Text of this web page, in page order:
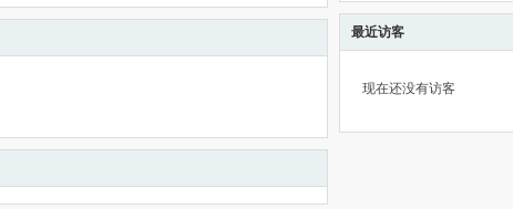
最近访客
现在还没有访客